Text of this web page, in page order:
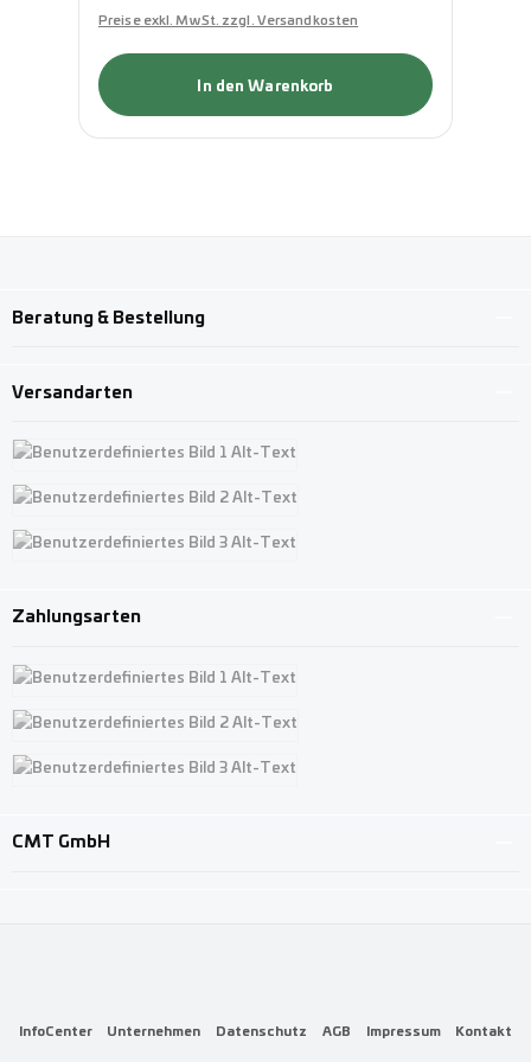
Preise exkl. MwSt. zzgl. Versandkosten
In den Warenkorb
Beratung & Bestellung
Versandarten
Benutzerdefiniertes Bild 1
Benutzerdefiniertes Bild 2
Zahlungsarten
Benutzerdefiniertes Bild 1
Benutzerdefiniertes Bild 2
CMT GmbH
InfoCenter Unternehmen Datenschutz AGB Impressum Kontakt